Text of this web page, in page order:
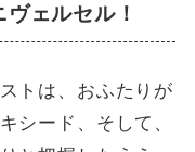
ェルセル！
トは、おふたりが
シード、そして、